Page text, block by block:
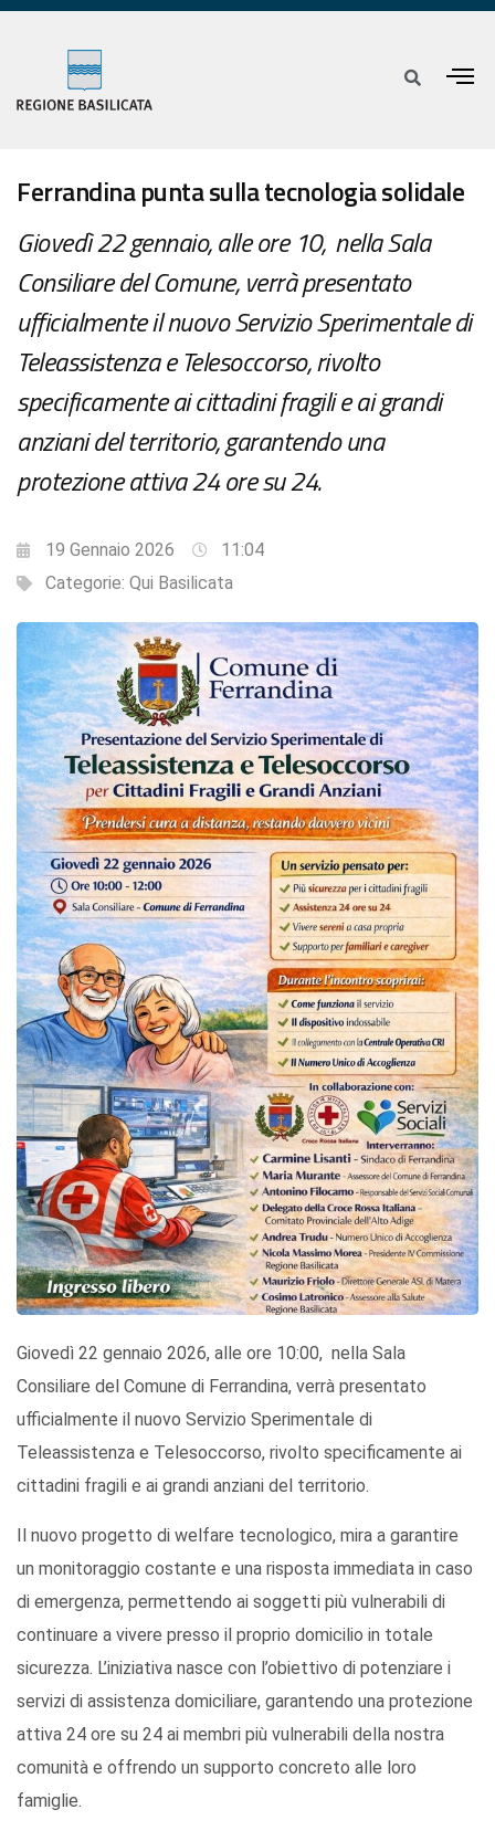
Ferrandina punta sulla tecnologia solidale
Giovedì 22 gennaio, alle ore 10, nella Sala
Consiliare del Comune, verrà presentato
ufficialmente il nuovo Servizio Sperimentale di
Teleassistenza e Telesoccorso, rivolto
specificamente ai cittadini fragili e ai grandi
anziani del territorio, garantendo una
protezione attiva 24 ore su 24.
19 Gennaio 2026
11:04
Categorie: Qui Basilicata
Giovedì 22 gennaio 2026, alle ore 10:00, nella Sala
Consiliare del Comune di Ferrandina, verrà presentato
ufficialmente il nuovo Servizio Sperimentale di
Teleassistenza e Telesoccorso, rivolto specificamente ai
cittadini fragili e ai grandi anziani del territorio.
Il nuovo progetto di welfare tecnologico, mira a garantire
un monitoraggio costante e una risposta immediata in caso
di emergenza, permettendo ai soggetti più vulnerabili di
continuare a vivere presso il proprio domicilio in totale
sicurezza. L’iniziativa nasce con l’obiettivo di potenziare i
servizi di assistenza domiciliare, garantendo una protezione
attiva 24 ore su 24 ai membri più vulnerabili della nostra
comunità e offrendo un supporto concreto alle loro
famiglie.